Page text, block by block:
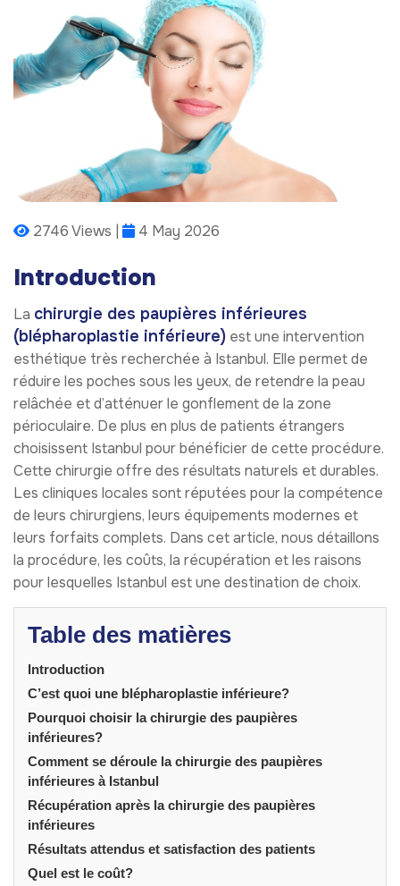
2746 Views | 4 May 2026
Introduction
La chirurgie des paupières inférieures
(blépharoplastie inférieure) est une intervention
esthétique très recherchée à Istanbul. Elle permet de
réduire les poches sous les yeux, de retendre la peau
relâchée et d’atténuer le gonflement de la zone
périoculaire. De plus en plus de patients étrangers
choisissent Istanbul pour bénéficier de cette procédure.
Cette chirurgie offre des résultats naturels et durables.
Les cliniques locales sont réputées pour la compétence
de leurs chirurgiens, leurs équipements modernes et
leurs forfaits complets. Dans cet article, nous détaillons
la procédure, les coûts, la récupération et les raisons
pour lesquelles Istanbul est une destination de choix.
Table des matières
Introduction
C’est quoi une blépharoplastie inférieure?
Pourquoi choisir la chirurgie des paupières
inférieures?
Comment se déroule la chirurgie des paupières
inférieures à Istanbul
Récupération après la chirurgie des paupières
inférieures
Résultats attendus et satisfaction des patients
Quel est le coût?